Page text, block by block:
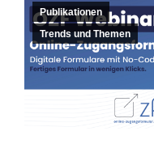
Publikationen
Trends und Themen